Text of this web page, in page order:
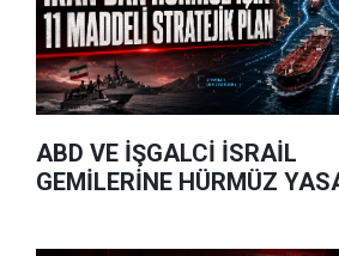
ABD VE İŞGALCİ İSRAİL
GEMİLERİNE HÜRMÜZ